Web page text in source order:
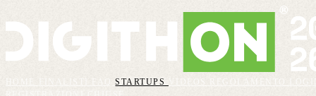
FAQSTARTUPS VIDEOS REGOLAMENTO